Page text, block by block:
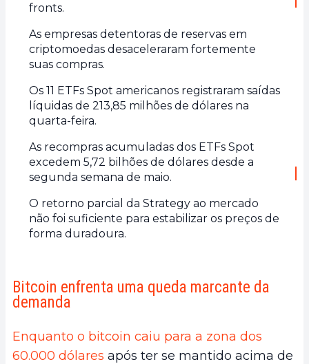
fronts.
As empresas detentoras de reservas em
criptomoedas desaceleraram fortemente
suas compras.
Os 11 ETFs Spot americanos registraram saídas
líquidas de 213,85 milhões de dólares na
quarta-feira.
As recompras acumuladas dos ETFs Spot
excedem 5,72 bilhões de dólares desde a
segunda semana de maio.
O retorno parcial da Strategy ao mercado
não foi suficiente para estabilizar os preços de
forma duradoura.
Bitcoin enfrenta uma queda marcante da
demanda
Enquanto o bitcoin caiu para a zona dos
60.000 dólares após ter se mantido acima de